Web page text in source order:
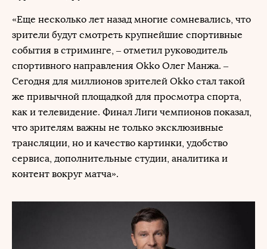
«Еще несколько лет назад многие сомневались, что
зрители будут смотреть крупнейшие спортивные
события в стриминге, – отметил руководитель
спортивного направления Okko Олег Манжа. –
Сегодня для миллионов зрителей Okko стал такой
же привычной площадкой для просмотра спорта,
как и телевидение. Финал Лиги чемпионов показал,
что зрителям важны не только эксклюзивные
трансляции, но и качество картинки, удобство
сервиса, дополнительные студии, аналитика и
контент вокруг матча».